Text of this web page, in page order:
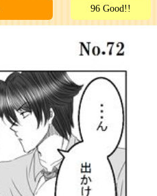
96 Good!!